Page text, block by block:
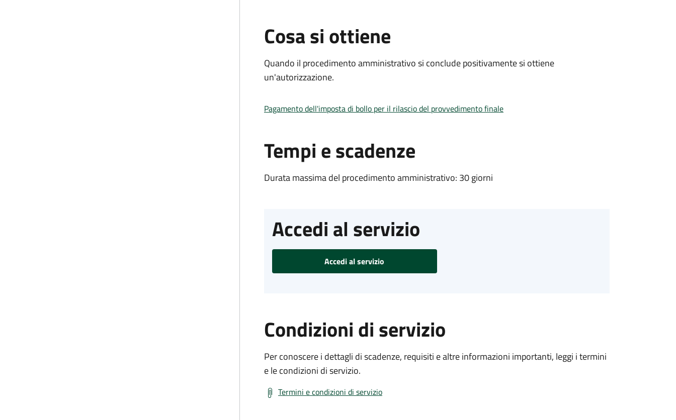
Cosa si ottiene
Quando il procedimento amministrativo si conclude positivamente si ottiene
un'autorizzazione.
Pagamento dell'imposta di bollo per il rilascio del provvedimento finale
Tempi e scadenze
Durata massima del procedimento amministrativo: 30 giorni
Accedi al servizio
Accedi al servizio
Condizioni di servizio
Per conoscere i dettagli di scadenze, requisiti e altre informazioni importanti, leggi i termini
e le condizioni di servizio.
Termini e condizioni di servizio